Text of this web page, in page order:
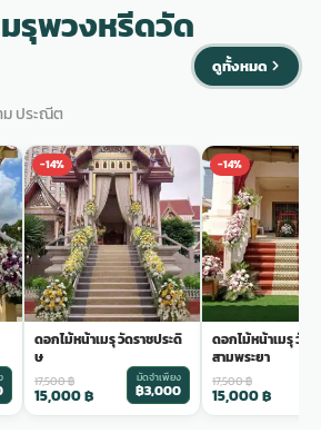
รุพวงหรีดวัด
ม ประณีต
ดูทั้งหมด
-14%
ดอกไม้หน้าเมรุ วัดราชประดิ
ษ
17,500฿
15,000฿
มัดจำเพียง
฿3,000
-14%
ดอกไม้หน้าเมรุ วัด
สามพระยา
17,500฿
15,000฿